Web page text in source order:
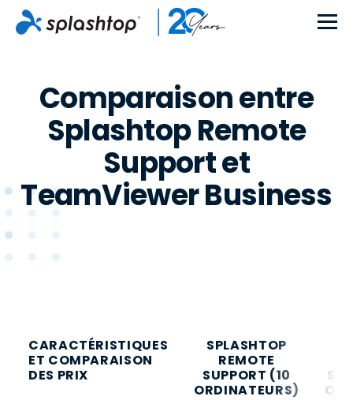
Comparaison entre
Splashtop Remote
Support et
TeamViewer Business
CARACTÉRISTIQUES
ET COMPARAISON
DES PRIX
SPLASHTOP
REMOTE
SUPPORT (10
ORDINATEURS)